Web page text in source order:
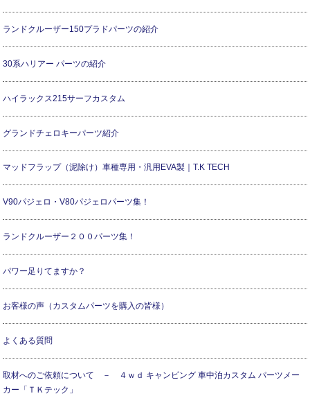
ランドクルーザー150プラドパーツの紹介
30系ハリアー パーツの紹介
ハイラックス215サーフカスタム
グランドチェロキーパーツ紹介
マッドフラップ（泥除け）車種専用・汎用EVA製｜T.K TECH
V90パジェロ・V80パジェロパーツ集！
ランドクルーザー２００パーツ集！
パワー足りてますか？
お客様の声（カスタムパーツを購入の皆様）
よくある質問
取材へのご依頼について － ４ｗｄ キャンピング 車中泊カスタム パーツメー
カー「ＴＫテック」